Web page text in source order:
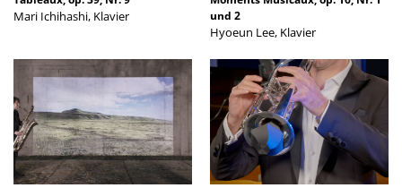
Mari Ichihashi, Klavier
und 2
Hyoeun Lee, Klavier